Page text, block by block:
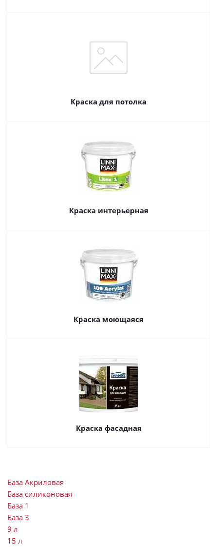
Краска для потолка
Краска интерьерная
Краска моющаяся
Краска фасадная
База Акриловая
База силиконовая
База 1
База 3
9 л
15 л